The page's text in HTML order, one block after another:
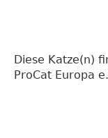
Diese Katze(n)
ProCat Europa